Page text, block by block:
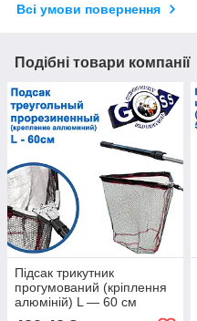
Всі умови повернення
Подібні товари компанії
Підсак трикутник
прогумований (кріплення
алюміній) L — 60 см